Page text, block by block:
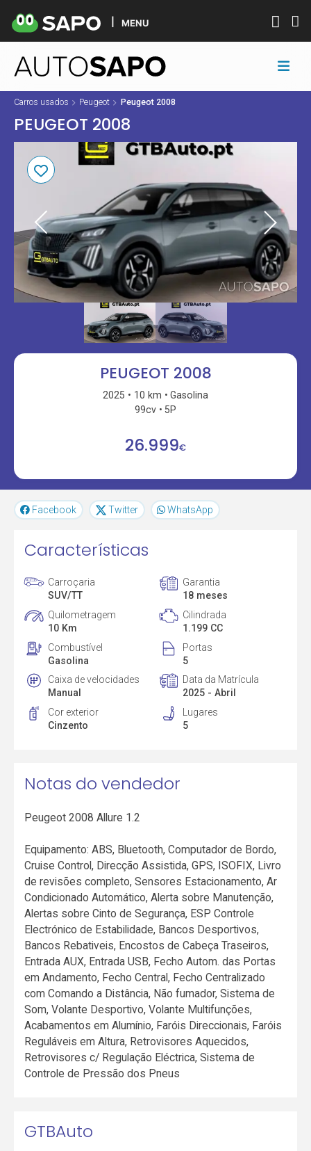
MENU
Carros usados Peugeot Peugeot 2008
PEUGEOT 2008
PEUGEOT 2008
2025 10 km
Gasolina
99cv
5P
26.999€
Facebook Twitter WhatsApp
Características
Carroçaria
SUV/TT
Garantia
18 meses
Quilometragem
10 Km
Cilindrada
1.199 CC
Combustível
Gasolina
Portas
5
Caixa de velocidades
Manual
Data da Matrícula
2025 - Abril
Cor exterior
Cinzento
Lugares
5
Notas do vendedor
Peugeot 2008 Allure 1.2
Equipamento: ABS, Bluetooth, Computador de Bordo,
Cruise Control, Direcção Assistida, GPS, ISOFIX, Livro
de revisões completo, Sensores Estacionamento, Ar
Condicionado Automático, Alerta sobre Manutenção,
Alertas sobre Cinto de Segurança, ESP Controle
Electrónico de Estabilidade, Bancos Desportivos,
Bancos Rebativeis, Encostos de Cabeça Traseiros,
Entrada AUX, Entrada USB, Fecho Autom. das Portas
em Andamento, Fecho Central, Fecho Centralizado
com Comando a Distância, Não fumador, Sistema de
Som, Volante Desportivo, Volante Multifunções,
Acabamentos em Alumínio, Faróis Direccionais, Faróis
Reguláveis em Altura, Retrovisores Aquecidos,
Retrovisores c/ Regulação Eléctrica, Sistema de
Controle de Pressão dos Pneus
GTBAuto